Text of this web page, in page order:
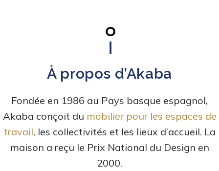
À propos d’Akaba
Fondée en 1986 au Pays basque espagnol,
Akaba conçoit du mobilier pour les espaces de
travail, les collectivités et les lieux d’accueil. La
maison a reçu le Prix National du Design en
2000.